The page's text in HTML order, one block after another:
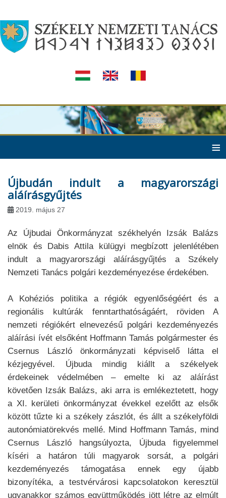
≡
Újbudán indult a magyarországi
aláírásgyűjtés
2019. május 27
Az Újbudai Önkormányzat székhelyén Izsák Balázs
elnök és Dabis Attila külügyi megbízott jelenlétében
indult a magyarországi aláírásgyűjtés a Székely
Nemzeti Tanács polgári kezdeményezése érdekében.
A Kohéziós politika a régiók egyenlőségéért és a
regionális kultúrák fenntarthatóságáért, röviden A
nemzeti régiókért elnevezésű polgári kezdeményezés
aláírási ívét elsőként Hoffmann Tamás polgármester és
Csernus László önkormányzati képviselő látta el
kézjegyével. Újbuda mindig kiállt a székelyek
érdekeinek védelmében – emelte ki az aláírást
követően Izsák Balázs, aki arra is emlékeztetett, hogy
a XI. kerületi önkormányzat évekkel ezelőtt az elsők
között tűzte ki a székely zászlót, és állt a székelyföldi
autonómiatörekvés mellé. Mind Hoffmann Tamás, mind
Csernus László hangsúlyozta, Újbuda figyelemmel
kíséri a határon túli magyarok sorsát, a polgári
kezdeményezés támogatása ennek egy újabb
bizonyítéka, a testvérvárosi kapcsolatokon keresztül
ugyanakkor számos együttműködés jött létre az elmúlt